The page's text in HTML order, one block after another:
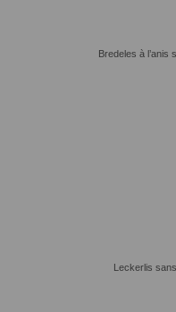
Bredeles à
Leckerlis